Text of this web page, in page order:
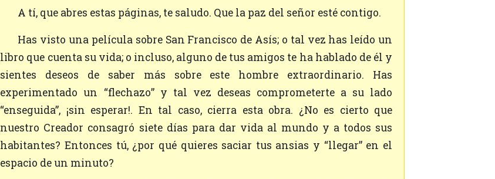
A tí, que abres estas páginas, te saludo. Que la paz del señor esté contigo.
Has visto una película sobre San Francisco de Asís; o tal vez has leído un
libro que cuenta su vida; o incluso, alguno de tus amigos te ha hablado de él y
sientes deseos de saber más sobre este hombre extraordinario. Has
experimentado un “flechazo” y tal vez deseas comprometerte a su lado
“enseguida”, ¡sin esperar!. En tal caso, cierra esta obra. ¿No es cierto que
nuestro Creador consagró siete días para dar vida al mundo y a todos sus
habitantes? Entonces tú, ¿por qué quieres saciar tus ansias y “llegar” en el
espacio de un minuto?